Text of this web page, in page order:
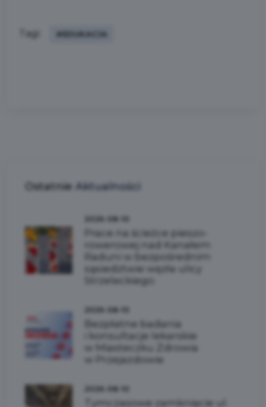
Tagi: #EDUKACJA
Ostatnie Aktualności
Prace na ścieżce pieszo-
rowerowej nad Kanałem
Raduni w bezpośrednim
sąsiedztwie węzła ulicy
Strzeleckiego
Bezpłatne badania
i konsultacje lekarskie
w Miasteczku Zdrowia
w Przejazdowie
Tymczasowe zamknięcie ul.